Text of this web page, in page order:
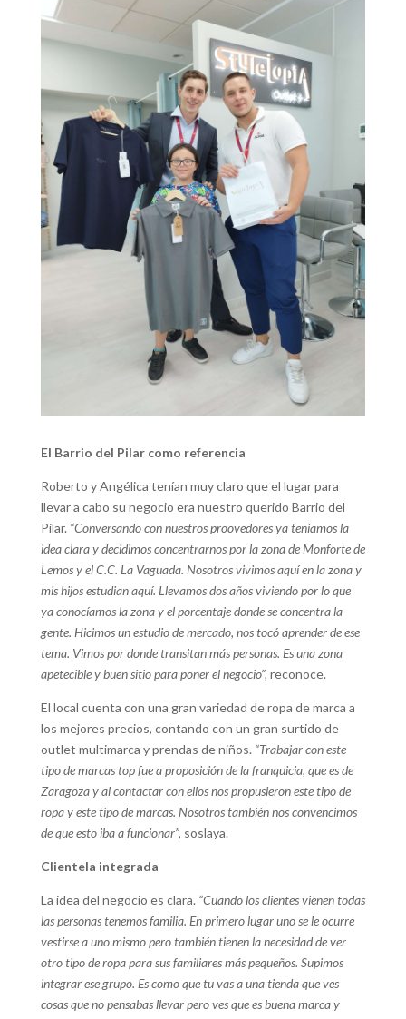
El Barrio del Pilar como referencia
Roberto y Angélica tenían muy claro que el lugar para
llevar a cabo su negocio era nuestro querido Barrio del
Pilar. “Conversando con nuestros proovedores ya teníamos la
idea clara y decidimos concentrarnos por la zona de Monforte de
Lemos y el C.C. La Vaguada. Nosotros vivimos aquí en la zona y
mis hijos estudian aquí. Llevamos dos años viviendo por lo que
ya conocíamos la zona y el porcentaje donde se concentra la
gente. Hicimos un estudio de mercado, nos tocó aprender de ese
tema. Vimos por donde transitan más personas. Es una zona
apetecible y buen sitio para poner el negocio”, reconoce.
El local cuenta con una gran variedad de ropa de marca a
los mejores precios, contando con un gran surtido de
outlet multimarca y prendas de niños. “Trabajar con este
tipo de marcas top fue a proposición de la franquicia, que es de
Zaragoza y al contactar con ellos nos propusieron este tipo de
ropa y este tipo de marcas. Nosotros también nos convencimos
de que esto iba a funcionar”, soslaya.
Clientela integrada
La idea del negocio es clara. “Cuando los clientes vienen todas
las personas tenemos familia. En primero lugar uno se le ocurre
vestirse a uno mismo pero también tienen la necesidad de ver
otro tipo de ropa para sus familiares más pequeños. Supimos
integrar ese grupo. Es como que tu vas a una tienda que ves
cosas que no pensabas llevar pero ves que es buena marca y